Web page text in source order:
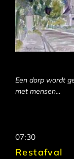
Een dorp wordt
met mensen…
07:30
Restafval